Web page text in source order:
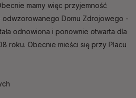
mamy więc przyjemność
odwzorowanego Domu Zdrojowego -
odnowiona i ponownie otwarta dla
roku. Obecnie mieści się przy Placu